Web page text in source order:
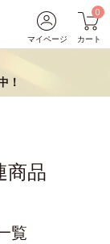
マイページ
0
カート
！
商品
覧